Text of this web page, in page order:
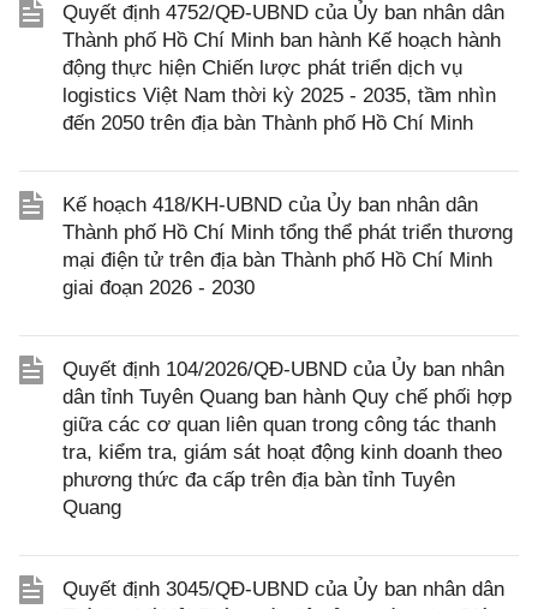
Quyết định 4752/QĐ-UBND của Ủy ban nhân dân
Thành phố Hồ Chí Minh ban hành Kế hoạch hành
động thực hiện Chiến lược phát triển dịch vụ
logistics Việt Nam thời kỳ 2025 - 2035, tầm nhìn
đến 2050 trên địa bàn Thành phố Hồ Chí Minh
Kế hoạch 418/KH-UBND của Ủy ban nhân dân
Thành phố Hồ Chí Minh tổng thể phát triển thương
mại điện tử trên địa bàn Thành phố Hồ Chí Minh
giai đoạn 2026 - 2030
Quyết định 104/2026/QĐ-UBND của Ủy ban nhân
dân tỉnh Tuyên Quang ban hành Quy chế phối hợp
giữa các cơ quan liên quan trong công tác thanh
tra, kiểm tra, giám sát hoạt động kinh doanh theo
phương thức đa cấp trên địa bàn tỉnh Tuyên
Quang
Quyết định 3045/QĐ-UBND của Ủy ban nhân dân